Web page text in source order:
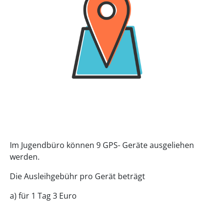
Im Jugendbüro können 9 GPS- Geräte ausgeliehen
werden.
Die Ausleihgebühr pro Gerät beträgt
a) für 1 Tag 3 Euro